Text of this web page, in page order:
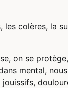
colères, la
on se
mental,